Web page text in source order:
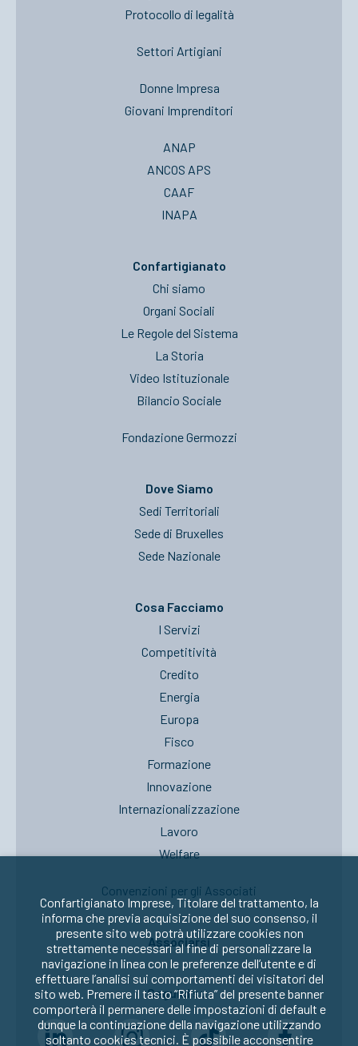
Protocollo di legalità
Settori Artigiani
Donne Impresa
Giovani Imprenditori
ANAP
ANCOS APS
CAAF
INAPA
Confartigianato
Chi siamo
Organi Sociali
Le Regole del Sistema
La Storia
Video Istituzionale
Bilancio Sociale
Fondazione Germozzi
Dove Siamo
Sedi Territoriali
Sede di Bruxelles
Sede Nazionale
Cosa Facciamo
I Servizi
Competitività
Credito
Energia
Europa
Fisco
Formazione
Innovazione
Internazionalizzazione
Lavoro
Welfare
Convenzioni per gli Associati
Associarsi
Seguici su:
Confartigianato Imprese, Titolare del trattamento, la
informa che previa acquisizione del suo consenso, il
presente sito web potrà utilizzare cookies non
strettamente necessari al fine di personalizzare la
navigazione in linea con le preferenze dell’utente e di
effettuare l’analisi sui comportamenti dei visitatori del
sito web. Premere il tasto “Rifiuta” del presente banner
comporterà il permanere delle impostazioni di default e
dunque la continuazione della navigazione utilizzando
soltanto cookies tecnici. È possibile acconsentire